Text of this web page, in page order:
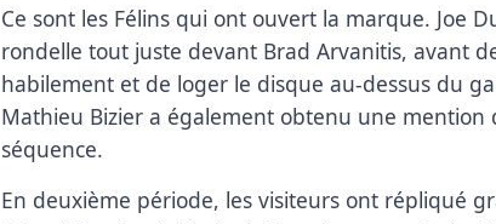
Ce sont les Félins qui ont ouvert la marque. Joe
rondelle tout juste devant Brad Arvanitis, avant
habilement et de loger le disque au-dessus du
Mathieu Bizier a également obtenu une mention
séquence.
En deuxième période, les visiteurs ont répliqué